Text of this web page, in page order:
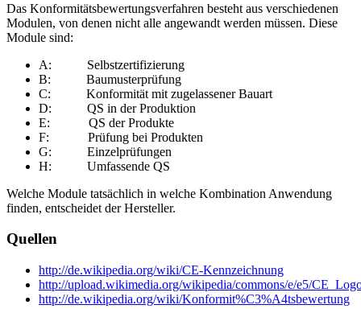
Das Konformitätsbewertungsverfahren besteht aus verschiedenen
Modulen, von denen nicht alle angewandt werden müssen. Diese
Module sind:
A: Selbstzertifizierung
B: Baumusterprüfung
C: Konformität mit zugelassener Bauart
D: QS in der Produktion
E: QS der Produkte
F: Prüfung bei Produkten
G: Einzelprüfungen
H: Umfassende QS
Welche Module tatsächlich in welche Kombination Anwendung
finden, entscheidet der Hersteller.
Quellen
http://de.wikipedia.org/wiki/CE-Kennzeichnung
http://upload.wikimedia.org/wikipedia/commons/e/e5/
http://de.wikipedia.org/wiki/Konformit%C3%A4tsbewertung